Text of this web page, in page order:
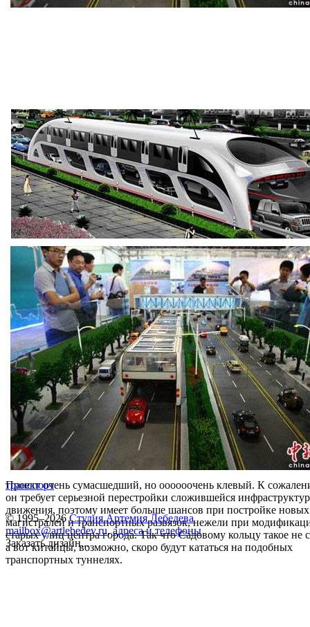
Проект очень сумасшедший, но оооооочень клевый. К
он требует серьезной перестройки сложившейся
движения, поэтому имеет больше шансов при постройке новых
магистралей и транспортных развязок, нежели при
старых улиц центра города. Так что Садовому кольцу такое не
а вот китайцы, возможно, скоро будут кататься на подобных
транспортных туннелях.
транспорт
© 1995–2026 Студия Артемия Лебедева
mailbox@artlebedev.ru, адреса и телефоны
Заказать дизайн...